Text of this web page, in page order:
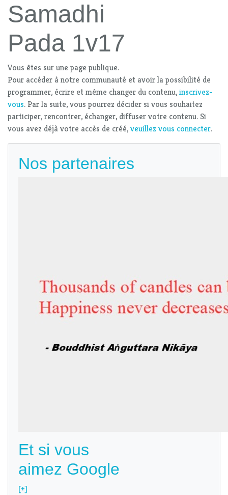
Samadhi
Pada 1v17
Vous êtes sur une page publique.
Pour accéder à notre communauté et avoir la possibilité de
programmer, écrire et même changer du contenu,inscrivez-
vous. Par la suite, vous pourrez décider si vous souhaitez
participer, rencontrer, échanger, diffuser votre contenu. Si
vous avez déjà votre accès de créé,veuillez vous connecter.
Nos partenaires
Et si vous
aimez Google
[+]